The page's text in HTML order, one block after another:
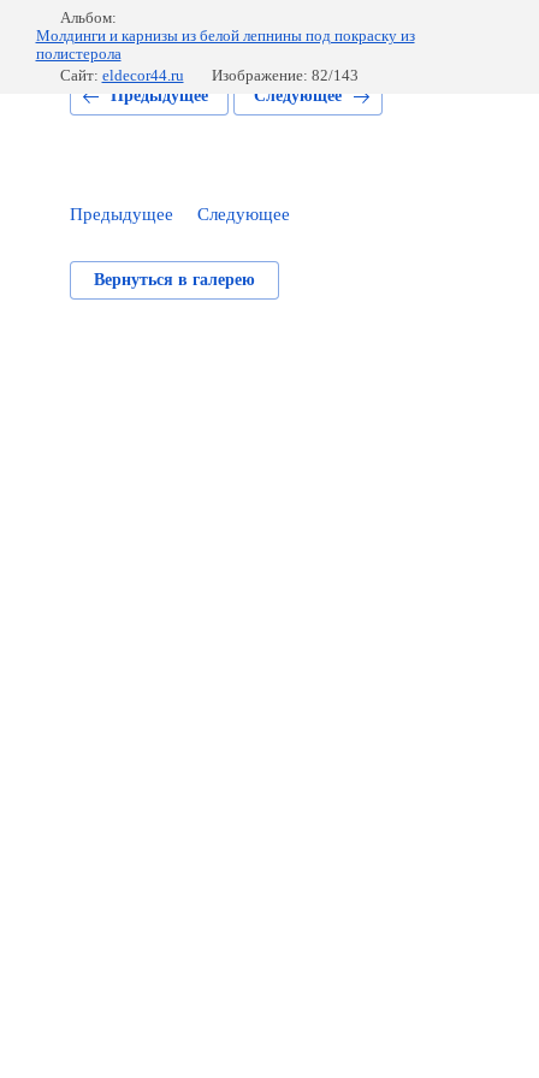
Альбом:
Молдинги и карнизы из белой лепнины под покраску из
полистерола
Сайт: eldecor44.ru
Изображение: 82/143
Предыдущее
Следующее
Предыдущее Следующее
Вернуться в галерею